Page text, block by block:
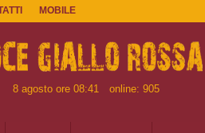
MOBILE
8 agosto ore 08:41 online: 905